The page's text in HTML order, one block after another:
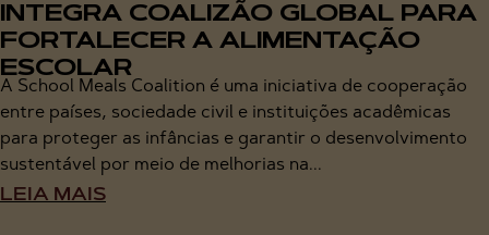
INTEGRA COALIZÃO GLOBAL PARA
FORTALECER A ALIMENTAÇÃO
ESCOLAR
A School Meals Coalition é uma iniciativa de cooperação
entre países, sociedade civil e instituições acadêmicas
para proteger as infâncias e garantir o desenvolvimento
sustentável por meio de melhorias na...
LEIA MAIS